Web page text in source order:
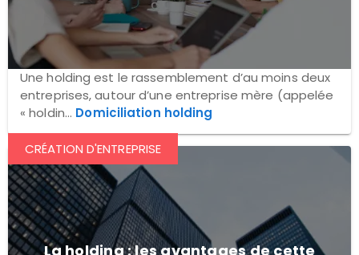
Une holding est le rassemblement d’au moins deux
entreprises, autour d’une entreprise mère (appelée
« holdin... Domiciliation holding
La holding : les avantages de cette
CRÉATION D'ENTREPRISE